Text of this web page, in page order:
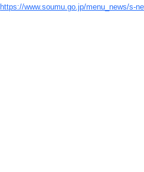
https://www.soumu.go.jp/menu_news/s-